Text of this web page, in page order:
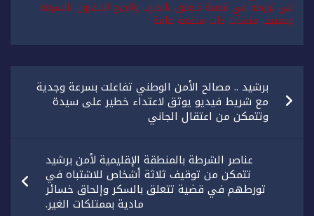
في تورطه في قضية تتعلق بالضرب والجرح المقرون بالسرقة
وتعييب منشآت ذات منفعة عامة
تصفّح
المقالاتبرشيد .. مصالح الأمن الوطني تفاعلت بسرعة وجدية
مع شريط فيديو يوثق لاعتداء خطير على سيدة
وتتمكن من اعتقال الجاني
عناصر الشرطة بالمنطقة الإقليمية لأمن برشيد
تتمكن من توقيف ثلاثة أشخاص للاشتباه في
تورطهم في قضية تتعلق بالسكر وإلحاق خسائر
مادية بممتلكات الغير.